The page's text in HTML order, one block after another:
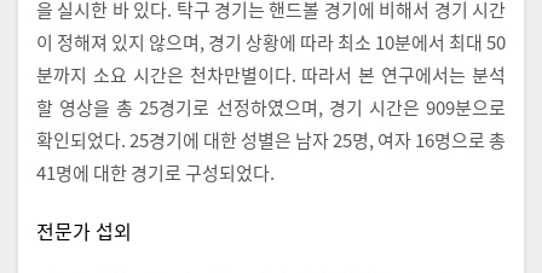
을 실시한 바 있다. 탁구 경기는 핸드볼 경기에 비해서 경기 시간
이 정해져 있지 않으며, 경기 상황에 따라 최소 10분에서 최대 50
분까지 소요 시간은 천차만별이다. 따라서 본 연구에서는 분석
할 영상을 총 25경기로 선정하였으며, 경기 시간은 909분으로
확인되었다. 25경기에 대한 성별은 남자 25명, 여자 16명으로 총
41명에 대한 경기로 구성되었다.
전문가 섭외